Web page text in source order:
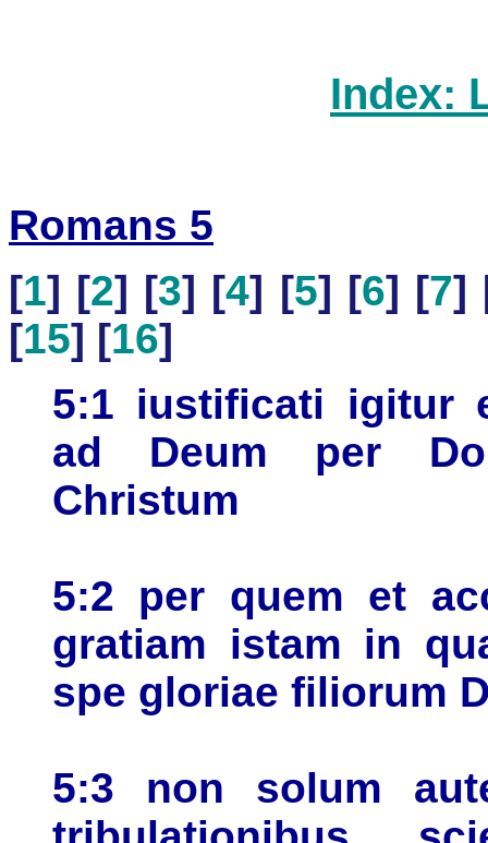
Index:
Romans 5
[1] [2] [3] [4] [5] [6] [7]
[15] [16]
5:1 iustificati igitur
ad Deum per
Christum
5:2 per quem et
gratiam istam in
spe gloriae filiorum
5:3 non solum